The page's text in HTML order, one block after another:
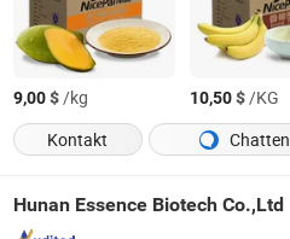
9,00$/kg 10,50$/KG
Kontakt
Chatten
Hunan Essence Biotech Co.,Ltd